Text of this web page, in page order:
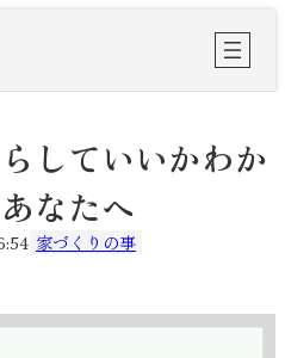
していいかわか
なたへ
家づくりの事